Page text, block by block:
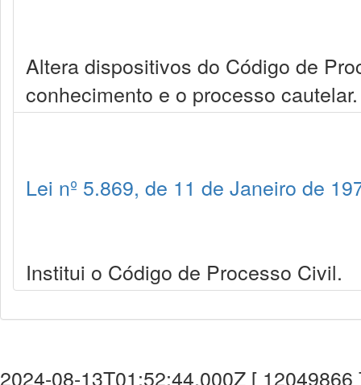
Altera dispositivos do Código de
conhecimento e o processo cautelar.
Lei nº 5.869, de 11 de Janeiro de
Institui o Código de Processo Civil.
2024-08-13T01:52:44.000Z [ 12049866